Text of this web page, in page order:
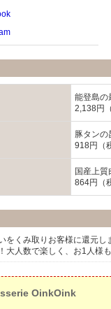
能登島の
2,138円
豚タンの
918円（
国産上
864円（
をくみ取りお客様に還元
大人数で楽しく、お1人様
OinkOink